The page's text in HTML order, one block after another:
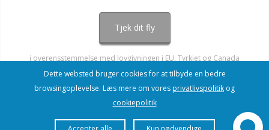
Tjek dit fly
i overensstemmelse med lovgivningen i EU, Tyrkiet og Canada
Dette websted bruger cookies for at tilbyde en bedre
browsingoplevelse. Læs mere om vores privatlivspolitik og
cookiepolitik